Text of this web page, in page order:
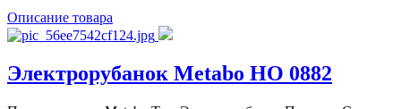
Описание товара
Электрорубанок Metabo HO 0882